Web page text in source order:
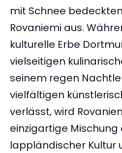
mit Schnee
Rovaniemi aus.
kulturelle Erbe
vielseitigen
seinem regen
vielfältigen
verlässt, wird
einzigartige Mischung
lappländischer Kultur